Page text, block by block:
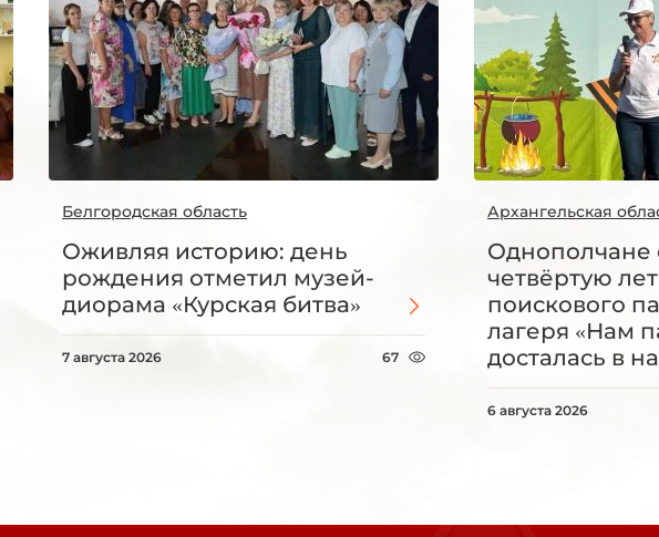
Белгородская область
Оживляя историю: день
рождения отметил музей-
диорама «Курская битва»
7 августа 2026 67
Архангельская
Однополчане
четвёртую
поискового
лагеря «Нам
досталась в
6 августа 2026